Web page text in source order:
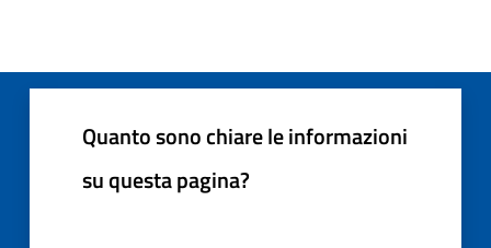
Quanto sono chiare le informazioni
su questa pagina?